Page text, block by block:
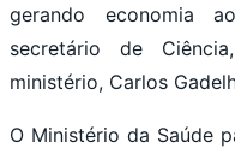
gerando economia
secretário de
ministério, Carlos
O Ministério da Saúde